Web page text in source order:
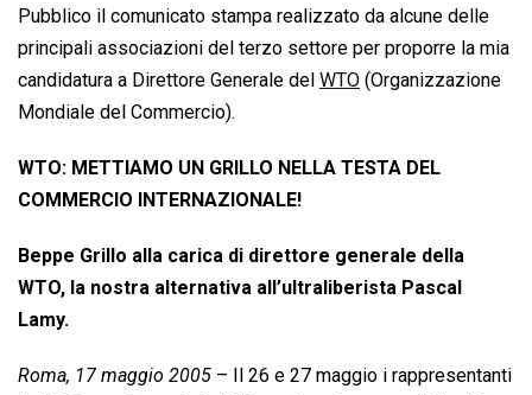
c
e
b
o
k
a
t
s
A
p
n
k
e
d
n
r
e
a
d
a
i
l
p
y
L
k
i
n
t
Pubblico il comunicato stampa realizzato da alcune delle
principali associazioni del terzo settore per proporre la mia
candidatura a Direttore Generale del WTO (Organizzazione
Mondiale del Commercio).
WTO: METTIAMO UN GRILLO NELLA TESTA DEL
COMMERCIO INTERNAZIONALE!
Beppe Grillo alla carica di direttore generale della
WTO, la nostra alternativa all’ultraliberista Pascal
Lamy.
Roma, 17 maggio 2005 – Il 26 e 27 maggio i rappresentanti